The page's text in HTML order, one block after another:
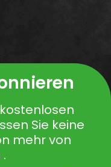
Sie keine
mehr von